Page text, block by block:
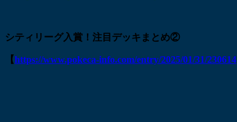
シティリーグ入賞！注目デッキまとめ②
【https://www.pokeca-info.com/entry/2025/01/31/230614